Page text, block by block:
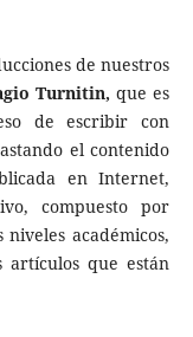
de nuestros
Turnitin, que es
de escribir con
el contenido
en Internet,
compuesto por
académicos,
artículos que están